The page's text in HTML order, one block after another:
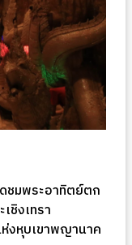
ชมพระอาทิตย์ตก
ชิงเทรา
งหุบเขาพญานาค